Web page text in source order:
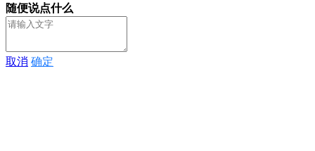
随便说点什么
取消 确定